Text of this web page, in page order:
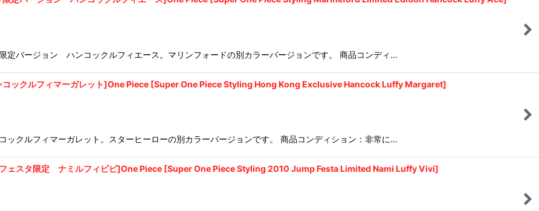
バージョン ハンコックルフィエース。マリンフォードの別カラーバージョンです。 商品コンディ…
ックルフィマーガレット]One Piece [Super One Piece Styling Hong Kong Exclusive Hancock Luffy Margaret]
クルフィマーガレット。スターヒーローの別カラーバージョンです。 商品コンディション：非常に…
ェスタ限定 ナミルフィビビ]One Piece [Super One Piece Styling 2010 Jump Festa Limited Nami Luffy Vivi]